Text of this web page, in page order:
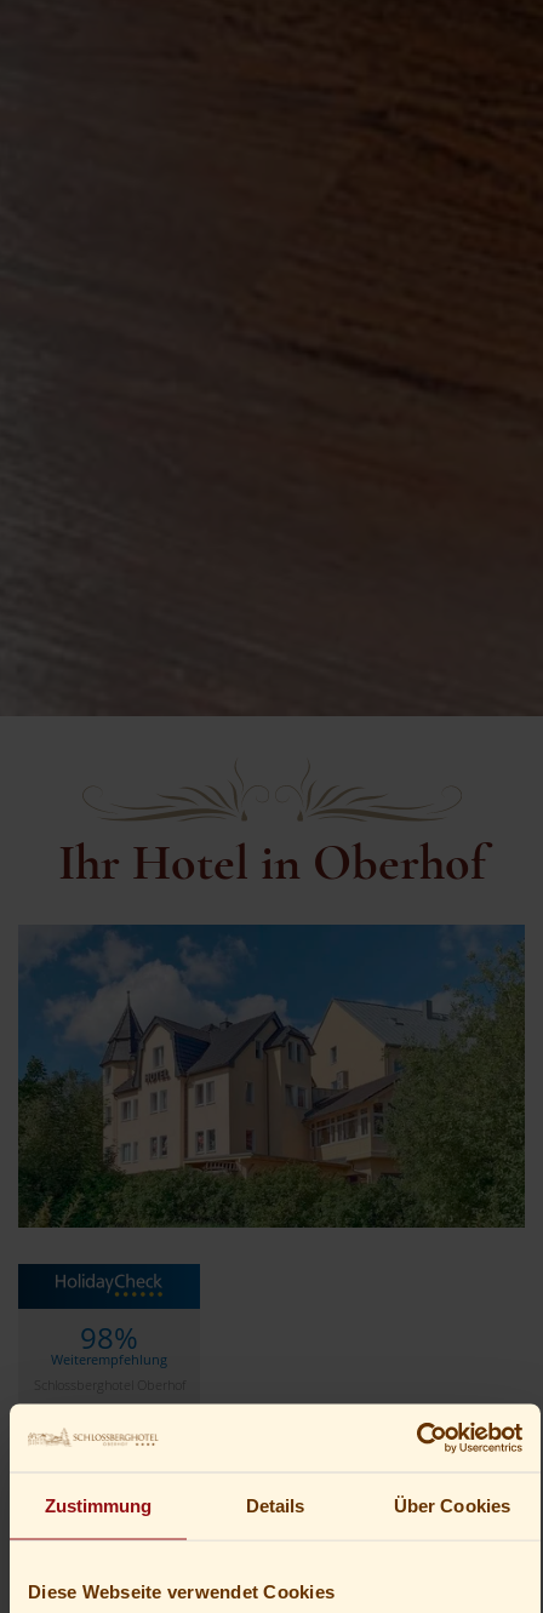
Zustimmung Details Über Cookies
Diese Webseite verwendet Cookies
Ihr Hotel in Oberhof
98%
Weiterempfehlung
Schlossberghotel Oberhof
Jetzt bewerten
4-Sterne-Schlossberghotel